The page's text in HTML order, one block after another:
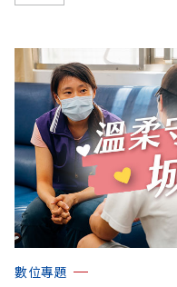
數位專題